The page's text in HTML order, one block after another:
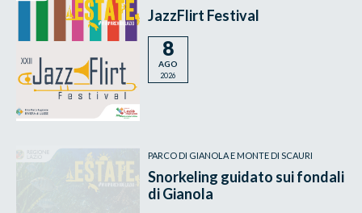
JazzFlirt Festival
8
AGO
2026
PARCO DI GIANOLA E MONTE DI SCAURI
Snorkeling guidato sui fondali
di Gianola